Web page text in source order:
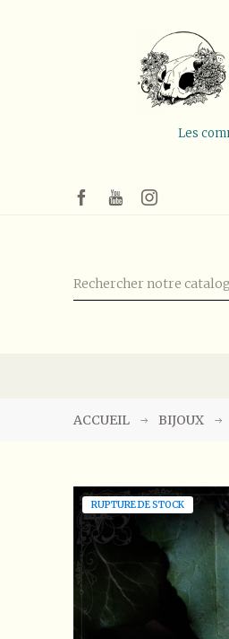
Les
ACCUEIL BIJOUX
RUPTURE DE STOCK